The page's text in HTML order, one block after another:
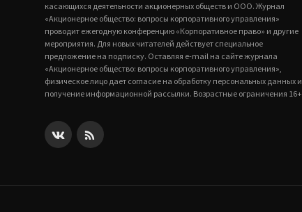
касающихся деятельности акционерных обществ и ООО. Журнал
«Акционерное общество: вопросы корпоративного управления»
проводит ежегодную конференцию «Корпоративное право» и другие
мероприятия. Для новых читателей действует специальное
предложение на подписку. Оставляя e-mail на сайте журнала
«Акционерное общество: вопросы корпоративного управления»,
физическое лицо дает согласие на обработку персональных данных и
получение информационной рассылки. Возрастные ограничения 16+